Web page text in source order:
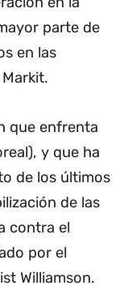
parte de
en las
que enfrenta
y que ha
de los últimos
de las
contra el
por el
Williamson.